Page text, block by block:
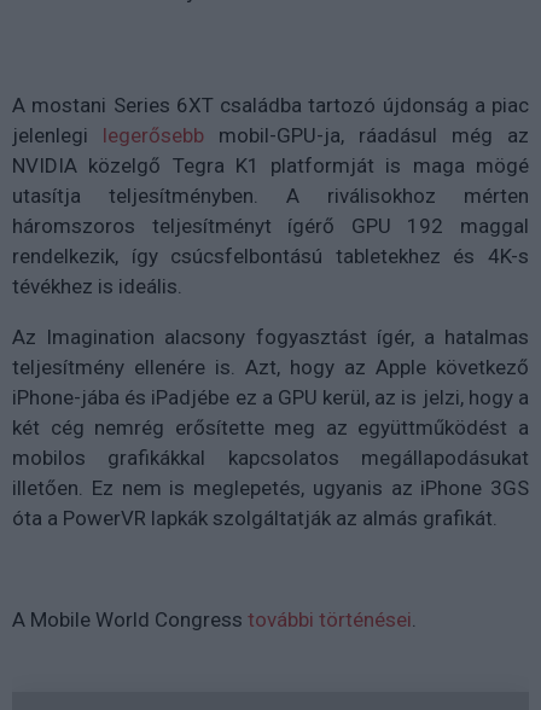
A mostani Series 6XT családba tartozó újdonság a piac
jelenlegi legerősebb mobil-GPU-ja, ráadásul még az
NVIDIA közelgő Tegra K1 platformját is maga mögé
utasítja teljesítményben. A riválisokhoz mérten
háromszoros teljesítményt ígérő GPU 192 maggal
rendelkezik, így csúcsfelbontású tabletekhez és 4K-s
tévékhez is ideális.
Az Imagination alacsony fogyasztást ígér, a hatalmas
teljesítmény ellenére is. Azt, hogy az Apple következő
iPhone-jába és iPadjébe ez a GPU kerül, az is jelzi, hogy a
két cég nemrég erősítette meg az együttműködést a
mobilos grafikákkal kapcsolatos megállapodásukat
illetően. Ez nem is meglepetés, ugyanis az iPhone 3GS
óta a PowerVR lapkák szolgáltatják az almás grafikát.
A Mobile World Congress további történései.